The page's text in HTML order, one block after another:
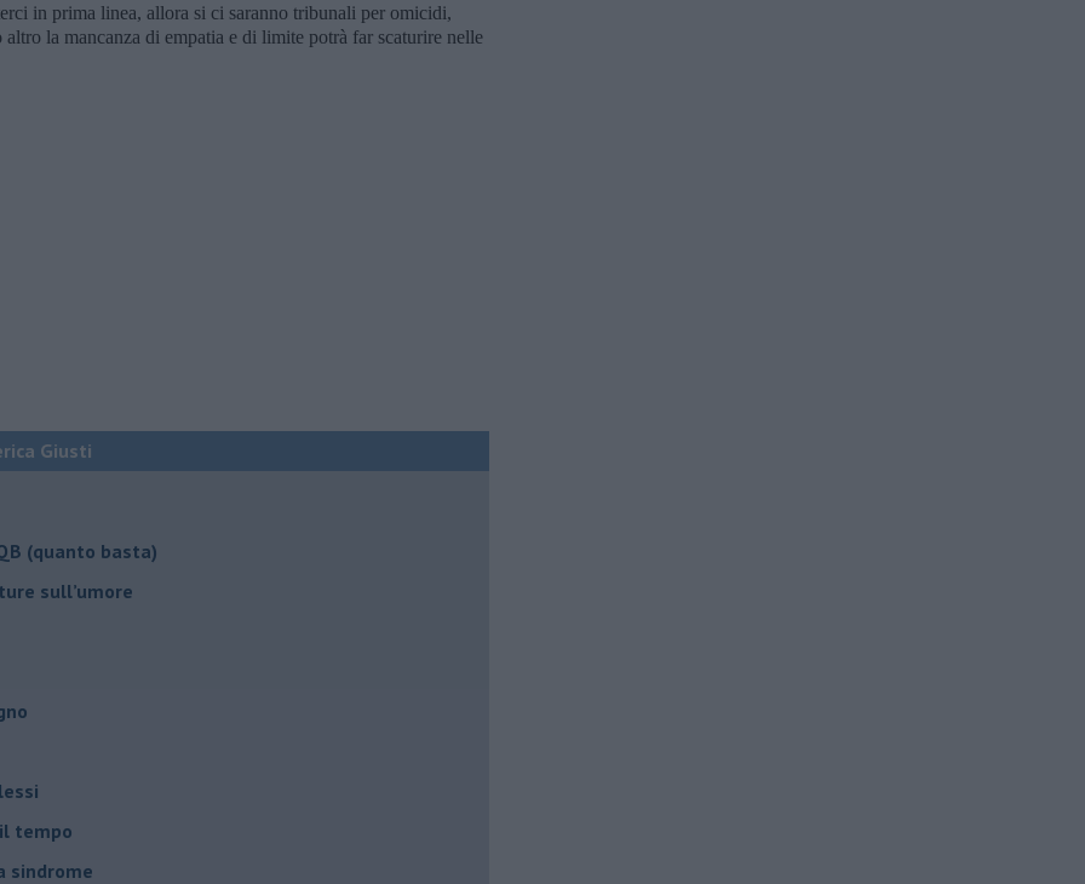
in prima linea, allora si ci saranno tribunali per omicidi,
la mancanza di empatia e di limite potrà far scaturire nelle
Giusti
(quanto basta)
sull’umore
tempo
sindrome